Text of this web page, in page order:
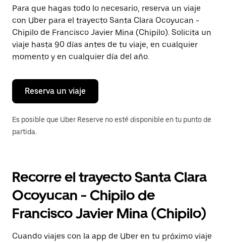
Presiona
la
tecla Esc
para
cerrar
el
calendario.
Para que hagas todo lo necesario, reserva un viaje
con Uber para el trayecto Santa Clara Ocoyucan -
Chipilo de Francisco Javier Mina (Chipilo). Solicita un
viaje hasta 90 días antes de tu viaje, en cualquier
momento y en cualquier día del año.
Reserva un viaje
Es posible que Uber Reserve no esté disponible en tu punto de
partida.
Recorre el trayecto Santa Clara
Ocoyucan - Chipilo de
Francisco Javier Mina (Chipilo)
Cuando viajes con la app de Uber en tu próximo viaje